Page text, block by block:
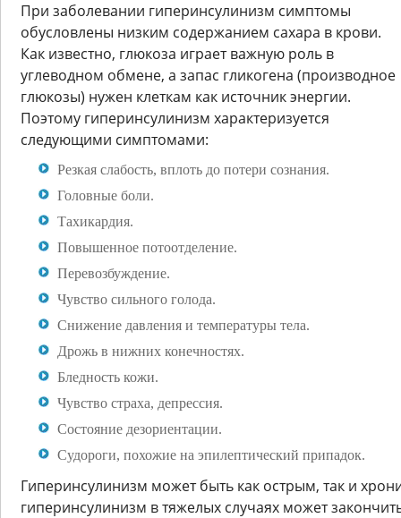
При заболевании гиперинсулинизм симптомы
обусловлены низким содержанием сахара в крови.
Как известно, глюкоза играет важную роль в
углеводном обмене, а запас гликогена (производное
глюкозы) нужен клеткам как источник энергии.
Поэтому гиперинсулинизм характеризуется
следующими симптомами:
Резкая слабость, вплоть до потери сознания.
Головные боли.
Тахикардия.
Повышенное потоотделение.
Перевозбуждение.
Чувство сильного голода.
Снижение давления и температуры тела.
Дрожь в нижних конечностях.
Бледность кожи.
Чувство страха, депрессия.
Состояние дезориентации.
Судороги, похожие на эпилептический припадок.
Гиперинсулинизм может быть как острым, так и
гиперинсулинизм в тяжелых случаях может